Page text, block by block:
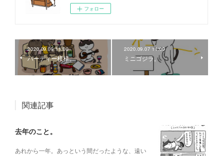
フォロー
2020.09.09 11:00
パーティー模様。
2020.09.07 11:00
ミニゴジラ。
関連記事
去年のこと。
あれから一年。あっという間だったような、遠い